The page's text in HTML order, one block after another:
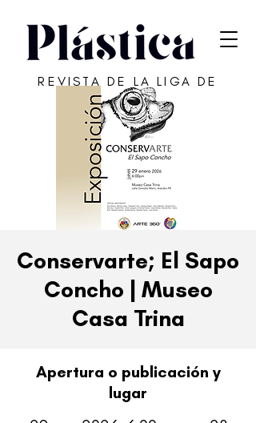
REVISTA DE LA LIGA DE
ARTE DE SAN JUAN
Conservarte; El Sapo
Concho | Museo
Casa Trina
Apertura o publicación y
lugar